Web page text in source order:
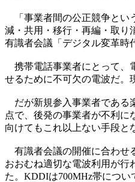
「事業者間の公正競争とい
減・共用・移行・再編・取り
有識者会議「デジタル変革時
携帯電話事業者にとって、
せるために不可欠の電波だ。
だが新規参入事業者である
点で、後発の事業者が不利に
向けてもこれ以上ない手段と
有識者会議の開催に合わせ
おおむね適切な電波利用が行
た。KDDIは700MHz帯につ